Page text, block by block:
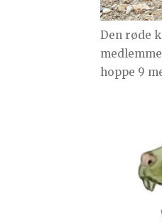
Den røde
hoppe 9